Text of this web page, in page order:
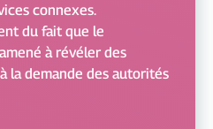
connexes.
du fait que le
à révéler des
la demande des autorités